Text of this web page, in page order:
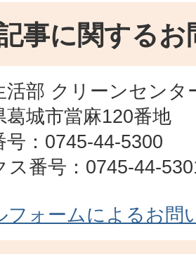
事に関するお
活部 クリーンセンタ
葛城市當麻120番地
号：0745-44-5300
ス番号：0745-44-
フォームによるお問